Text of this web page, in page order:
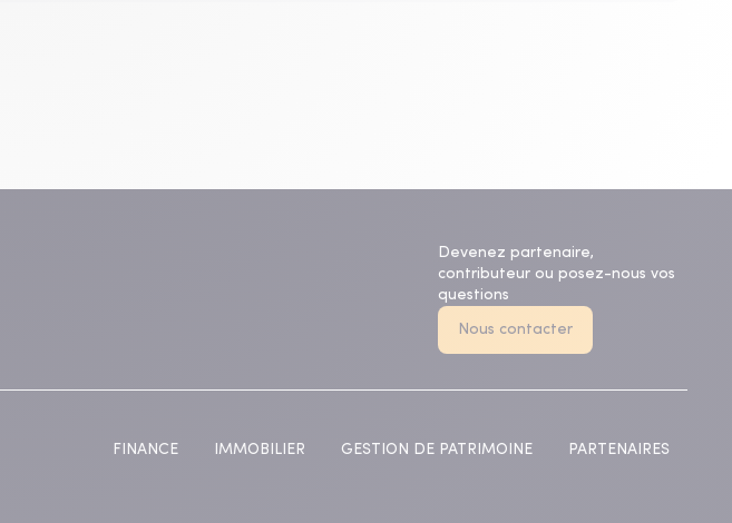
Devenez partenaire,
contributeur ou posez-nous vos
questions
Nous contacter
FINANCE IMMOBILIER GESTION DE PATRIMOINE PARTENAIRES